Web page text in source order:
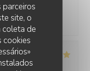
parceiros
site, o
coleta de
cookies
familial , les